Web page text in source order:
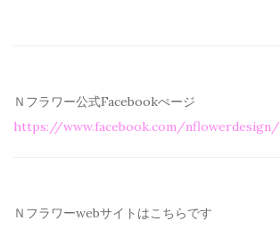
Ｎフラワー公式Facebookぺージ
https://www.facebook.com/nflowerdesign/
Ｎフラワーwebサイトはこちらです